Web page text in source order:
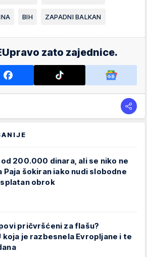
BIH ZAPADNI BALKAN
zato zajednice.
200.000 dinara, ali se niko ne
Paja šokiran iako nudi slobodne
obrok
pričvršćeni za flašu?
koja je razbesnela Evropljane i te